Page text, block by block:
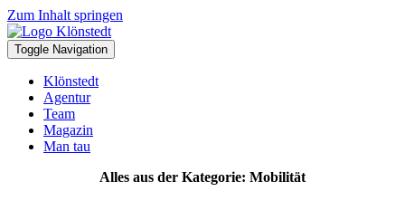
Zum Inhalt springen
Toggle Navigation
Klönstedt
Agentur
Team
Magazin
Man tau
Alles aus der Kategorie: Mobilität